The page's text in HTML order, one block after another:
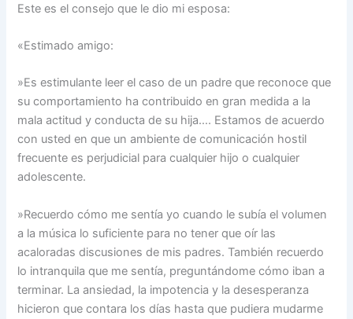
Este es el consejo que le dio mi esposa:
«Estimado amigo:
»Es estimulante leer el caso de un padre que reconoce que
su comportamiento ha contribuido en gran medida a la
mala actitud y conducta de su hija…. Estamos de acuerdo
con usted en que un ambiente de comunicación hostil
frecuente es perjudicial para cualquier hijo o cualquier
adolescente.
»Recuerdo cómo me sentía yo cuando le subía el volumen
a la música lo suficiente para no tener que oír las
acaloradas discusiones de mis padres. También recuerdo
lo intranquila que me sentía, preguntándome cómo iban a
terminar. La ansiedad, la impotencia y la desesperanza
hicieron que contara los días hasta que pudiera mudarme